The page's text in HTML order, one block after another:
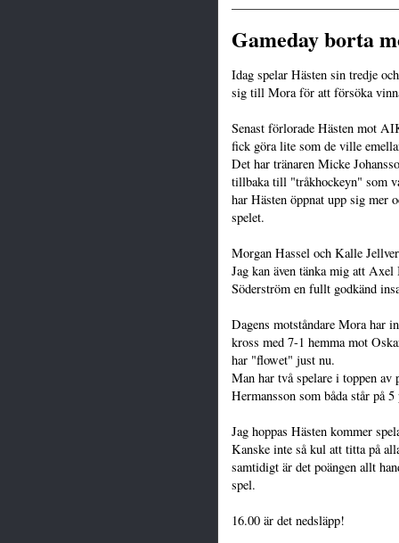
Gameday borta
Idag spelar Hästen sin tredje
sig till Mora för att försöka
Senast förlorade Hästen mot
fick göra lite som de ville
Det har tränaren Micke
tillbaka till "tråkhockeyn" som
har Hästen öppnat upp sig mer
spelet.
Morgan Hassel och Kalle
Jag kan även tänka mig att
Söderström en fullt godkänd
Dagens motståndare Mora har
kross med 7-1 hemma mot
har "flowet" just nu.
Man har två spelare i toppen
Hermansson som båda står på
Jag hoppas Hästen kommer
Kanske inte så kul att titta på
samtidigt är det poängen allt
spel.
16.00 är det nedsläpp!